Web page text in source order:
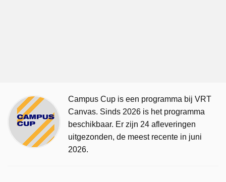
Campus Cup is een programma bij VRT
Canvas. Sinds 2026 is het programma
beschikbaar. Er zijn 24 afleveringen
uitgezonden, de meest recente in juni
2026.